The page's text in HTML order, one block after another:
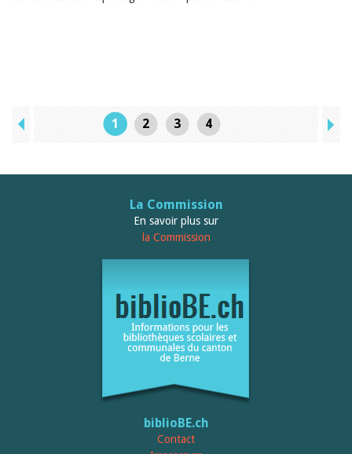
1 2 3 4
La Commission
En savoir plus sur
la Commission
biblioBE.ch
Contact